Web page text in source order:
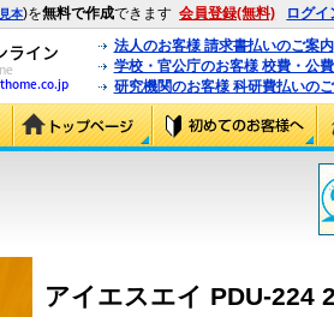
見本)を無料で作成できます 会員登録(無料) ログイ
法人のお客様 請求書払いのご案内
学校・官公庁のお客様 校費・公
研究機関のお客様 科研費払いの
アイエスエイ PDU-224